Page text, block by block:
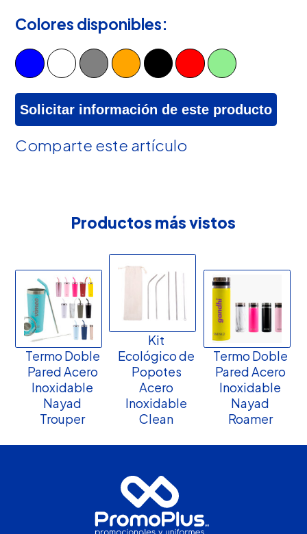
Colores disponibles:
Solicitar información de este producto
Comparte este artículo
Productos más vistos
Termo Doble
Pared Acero
Inoxidable
Nayad
Trouper
Kit
Ecológico de
Popotes
Acero
Inoxidable
Clean
Termo Doble
Pared Acero
Inoxidable
Nayad
Roamer